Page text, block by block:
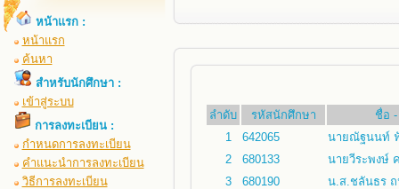
หน้าแรก :
หน้าแรก
ค้นหา
สำหรับนักศึกษา :
เข้าสู่ระบบ
การลงทะเบียน :
กำหนดการลงทะเบียน
คำแนะนำการลงทะเบียน
วิธีการลงทะเบียน
ลำดับ รหัสนักศึกษา
ชื่อ
1
642065
นายณัฐนนท์
2
680133
นายวีระพงษ์
3
680190
น.ส.ชลันธร